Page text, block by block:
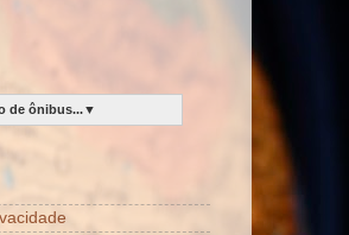
de ônibus...▼